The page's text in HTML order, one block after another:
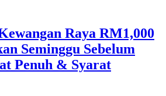
Raya RM1,000
Seminggu Sebelum
Penuh & Syarat